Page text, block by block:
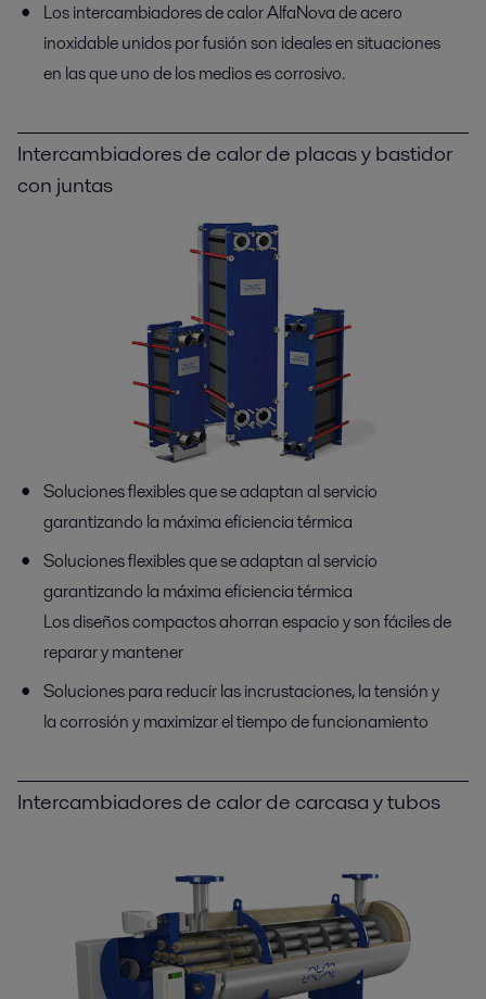
Los intercambiadores de calor AlfaNova de acero
inoxidable unidos por fusión son ideales en situaciones
en las que uno de los medios es corrosivo.
Intercambiadores de calor de placas y bastidor
con juntas
Soluciones flexibles que se adaptan al servicio
garantizando la máxima eficiencia térmica
Soluciones flexibles que se adaptan al servicio
garantizando la máxima eficiencia térmica
Los diseños compactos ahorran espacio y son fáciles de
reparar y mantener
Soluciones para reducir las incrustaciones, la tensión y
la corrosión y maximizar el tiempo de funcionamiento
Intercambiadores de calor de carcasa y tubos